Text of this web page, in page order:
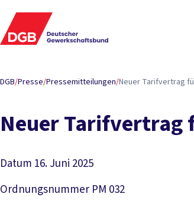
DGB/Presse/Pressemitteilungen/Neuer Tarifvertrag
Neuer Tarifvertrag
Datum 16. Juni 2025
Ordnungsnummer PM 032